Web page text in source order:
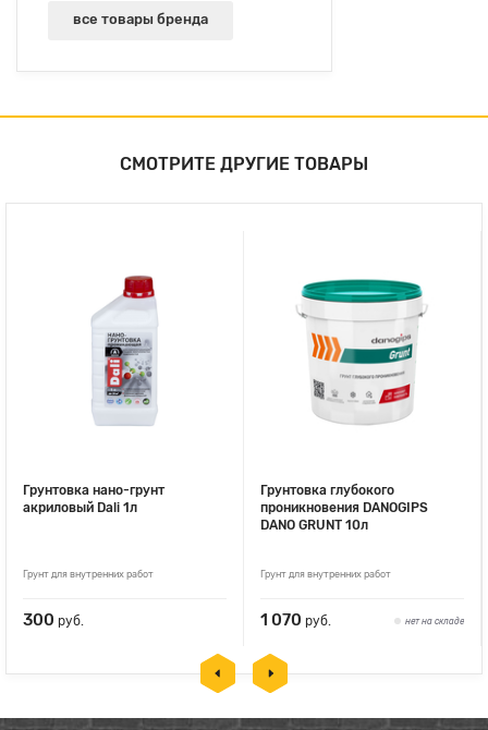
все товары бренда
СМОТРИТЕ ДРУГИЕ ТОВАРЫ
Грунтовка нано-грунт
акриловый Dali 1л
Грунт для внутренних работ
300 руб.
Грунтовка глубокого
проникновения DANOGIPS
DANO GRUNT 10л
Грунт для внутренних работ
1 070 руб. нет на складе